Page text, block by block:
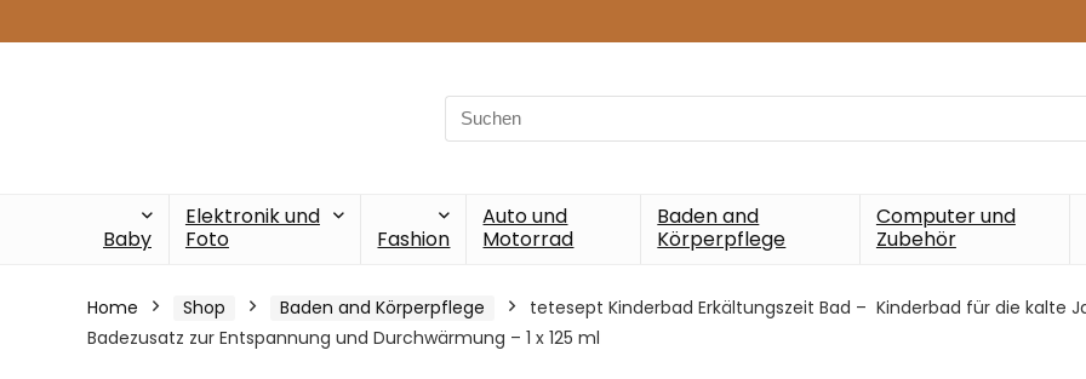
Search
for:
Baby
Elektronik und
Foto
Fashion
Auto und
Motorrad
Baden and
Körperpflege
Computer und
Zubehör
Home Shop Baden and Körperpflege
tetesept Kinderbad Erkältungszeit Bad – Kinderbad für die kalte
Badezusatz zur Entspannung und Durchwärmung – 1 x 125 ml